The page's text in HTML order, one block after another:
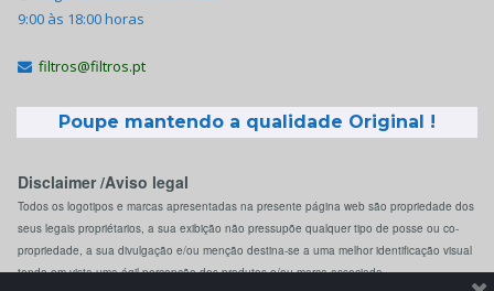
9:00 às 18:00 horas
 filtros@filtros.pt
Poupe mantendo a qualidade Original !
Disclaimer /Aviso legal
Todos os logotipos e marcas apresentadas na presente página web são propriedade dos
seus legais propriétarios, a sua exibição não pressupõe qualquer tipo de posse ou co-
propriedade, a sua divulgação e/ou menção destina-se a uma melhor identificação visual
tendo em vista uma ágil percepção dos produtos e/ou marca associada.